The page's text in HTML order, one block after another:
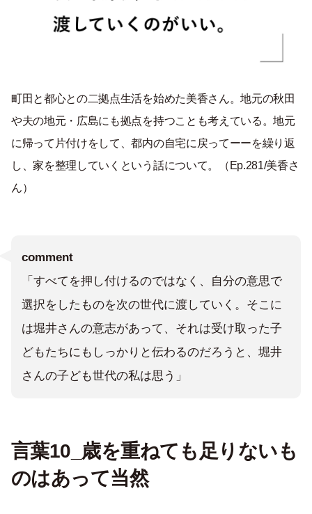
町田と都心との二拠点生活を始めた美香さん。地元の秋田
や夫の地元・広島にも拠点を持つことも考えている。地元
に帰って片付けをして、都内の自宅に戻ってーーを繰り返
し、家を整理していくという話について。（Ep.281/美香さ
ん）
comment
「すべてを押し付けるのではなく、自分の意思で
選択をしたものを次の世代に渡していく。そこに
は堀井さんの意志があって、それは受け取った子
どもたちにもしっかりと伝わるのだろうと、堀井
さんの子ども世代の私は思う」
言葉10_歳を重ねても足りないも
のはあって当然